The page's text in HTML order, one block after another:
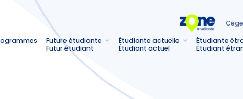
Future étudiante
Futur étudiant
Étudiante actuelle
Étudiant actuel
Étudiante
Étudiant